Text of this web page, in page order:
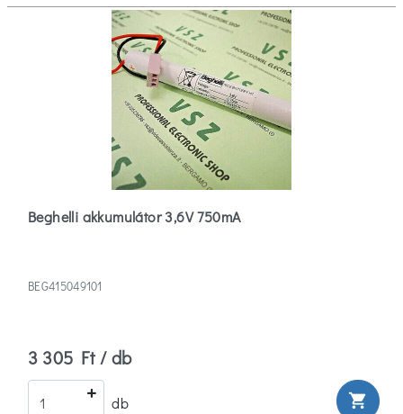
Beghelli akkumulátor 3,6V 750mA
BEG415049101
3 305 Ft / db
db shopping_cart